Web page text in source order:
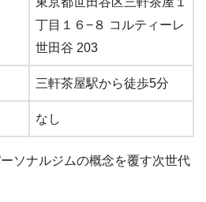
丁目１６−８ コルティーレ
世田谷 203
三軒茶屋駅から徒歩5分
なし
ソナルジムの概念を覆す次世代